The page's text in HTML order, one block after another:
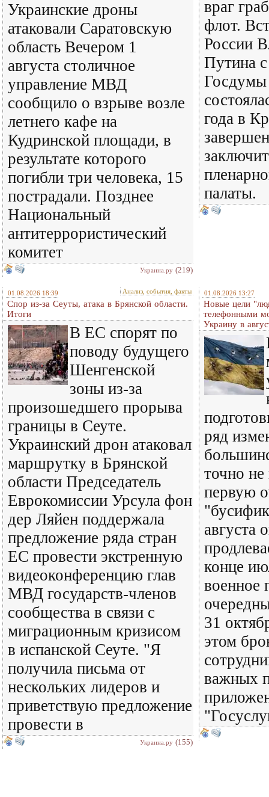
Украинские дроны
атаковали Саратовскую
область Вечером 1
августа столичное
управление МВД
сообщило о взрыве возле
летнего кафе на
Кудринской площади, в
результате которого
погибли три человека, 15
пострадали. Позднее
Национальный
антитеррористический
комитет
Украина.ру (219)
враг
флот.
России
Путина
года в
палаты.
01.08.2026 18:39 Анализ, события, факты
Спор из-за Сеуты, атака в Брянской области.
Итоги
В ЕС спорят по
поводу будущего
Шенгенской
зоны из-за
произошедшего прорыва
границы в Сеуте.
Украинский дрон атаковал
маршрутку в Брянской
области Председатель
Еврокомиссии Урсула фон
дер Ляйен поддержала
предложение ряда стран
ЕС провести экстренную
видеоконференцию глав
МВД государств-членов
сообщества в связи с
миграционным кризисом
в испанской Сеуте. "Я
получила письма от
нескольких лидеров и
приветствую предложение
провести в
Украина.ру (155)
01.08.2026 13:27
Новые цели
телефонными
Украину в
ряд
точно не
первую
августа
конце
военное
31
этом
важных